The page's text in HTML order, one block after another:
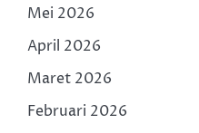
Mei 2026
April 2026
Maret 2026
Februari 2026